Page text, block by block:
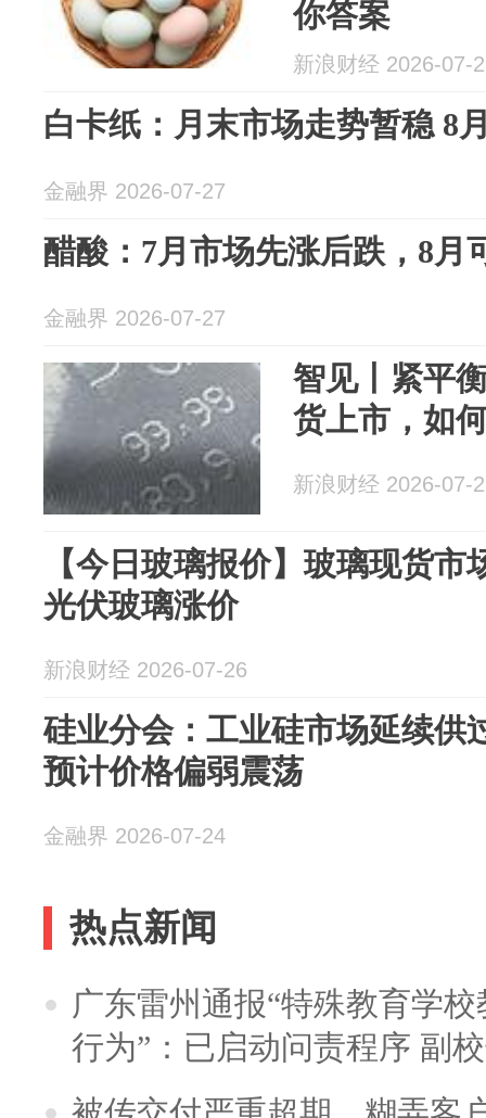
你答案
新浪财经 2026-07-
白卡纸：月末市场走势暂稳 8
金融界 2026-07-27
醋酸：7月市场先涨后跌，8月
金融界 2026-07-27
智见丨紧平
货上市，如
新浪财经 2026-07-
【今日玻璃报价】玻璃现货市
光伏玻璃涨价
新浪财经 2026-07-26
硅业分会：工业硅市场延续供
预计价格偏弱震荡
金融界 2026-07-24
热点新闻
广东雷州通报“特殊教育学
行为”：已启动问责程序 副